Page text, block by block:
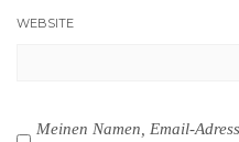
WEBSITE
Meinen Namen, Email-